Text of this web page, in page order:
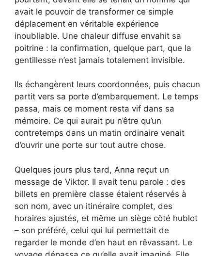
avait le pouvoir de transformer ce simple
déplacement en véritable expérience
inoubliable. Une chaleur diffuse envahit sa
poitrine : la confirmation, quelque part, que la
gentillesse n’est jamais totalement invisible.
Ils échangèrent leurs coordonnées, puis chacun
partit vers sa porte d’embarquement. Le temps
passa, mais ce moment resta vif dans sa
mémoire. Ce qui aurait pu n’être qu’un
contretemps dans un matin ordinaire venait
d’ouvrir une porte sur tout autre chose.
Quelques jours plus tard, Anna reçut un
message de Viktor. Il avait tenu parole : des
billets en première classe étaient réservés à
son nom, avec un itinéraire complet, des
horaires ajustés, et même un siège côté hublot
– son préféré, celui qui lui permettait de
regarder le monde d’en haut en rêvassant. Le